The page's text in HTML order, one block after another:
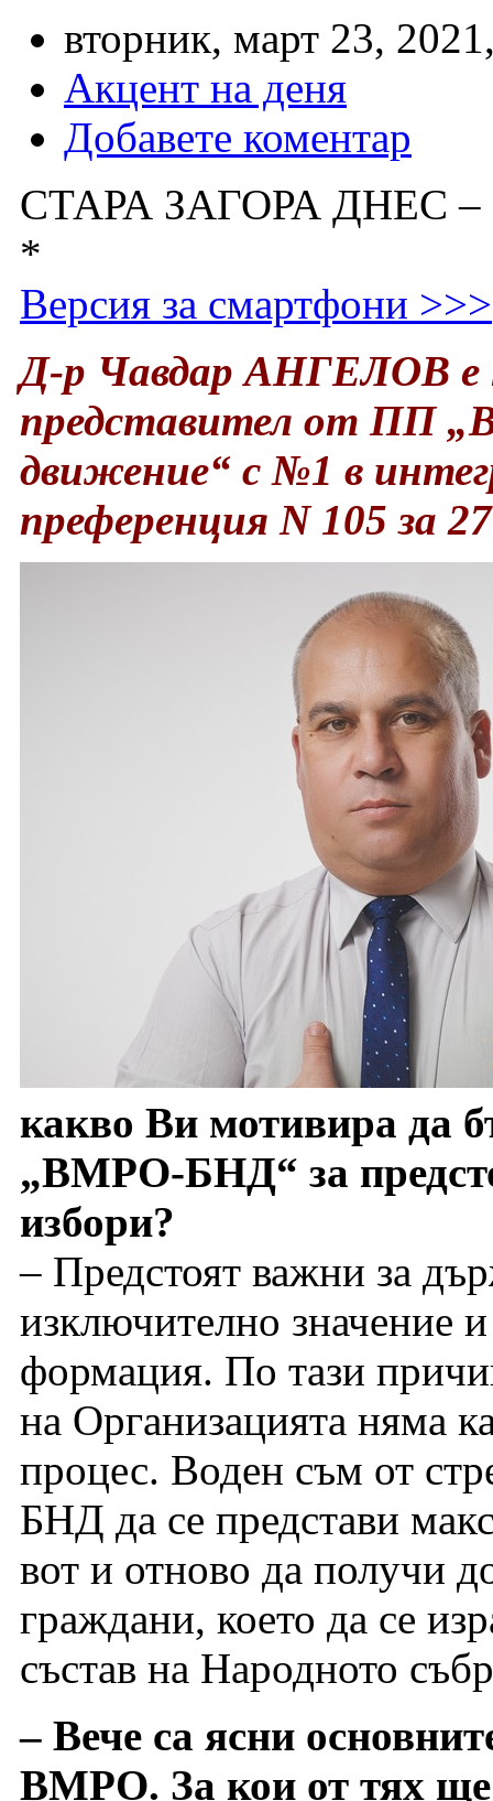
вторник, март 23,
Акцент на деня
Добавете коментар
СТАРА ЗАГОРА ДНЕС –
*
Версия за смартфони >>>
Д-р Чавдар АНГЕЛОВ е
представител от ПП
движение“ с №1 в
преференция N 105 за
какво Ви мотивира да
„ВМРО-БНД“ за
избори?
– Предстоят важни за
изключително значение
формация. По тази
на Организацията няма
процес. Воден съм от
БНД да се представи
вот и отново да получи
граждани, което да се
състав на Народното
– Вече са ясни
ВМРО. За кои от тях ще